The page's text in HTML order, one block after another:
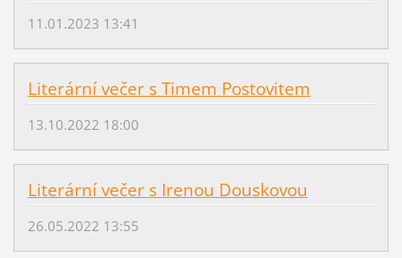
11.01.2023 13:41
Literární večer s Timem Postovitem
13.10.2022 18:00
Literární večer s Irenou Douskovou
26.05.2022 13:55